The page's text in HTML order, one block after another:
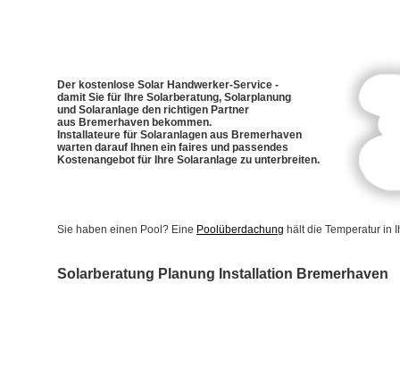
Der kostenlose Solar Handwerker-Service -
damit Sie für Ihre Solarberatung, Solarplanung
und Solaranlage den richtigen Partner
aus Bremerhaven bekommen.
Installateure für Solaranlagen aus Bremerhaven
warten darauf Ihnen ein faires und passendes
Kostenangebot für Ihre Solaranlage zu unterbreiten.
Sie haben einen Pool? Eine Poolüberdachung hält die Temperatur in
Solarberatung Planung Installation Bremerhaven